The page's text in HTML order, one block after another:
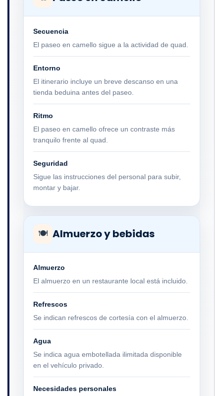
Secuencia
El paseo en camello sigue a la actividad de quad.
Entorno
El itinerario incluye un breve descanso en una
tienda beduina antes del paseo.
Ritmo
El paseo en camello ofrece un contraste más
tranquilo frente al quad.
Seguridad
Sigue las instrucciones del personal para subir,
montar y bajar.
🍽 Almuerzo y bebidas
Almuerzo
El almuerzo en un restaurante local está incluido.
Refrescos
Se indican refrescos de cortesía con el almuerzo.
Agua
Se indica agua embotellada ilimitada disponible
en el vehículo privado.
Necesidades personales